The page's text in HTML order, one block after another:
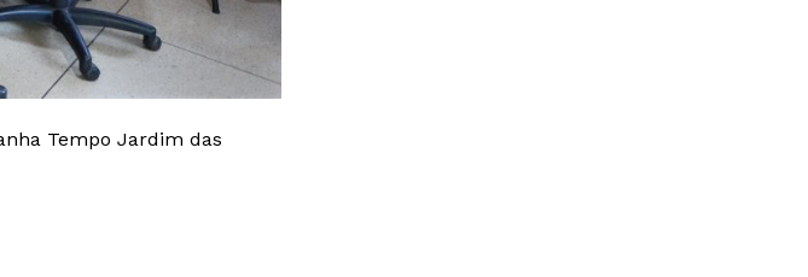
Tempo Jardim das